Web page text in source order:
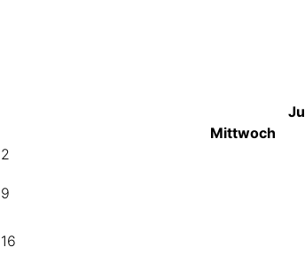
Mittwoch
2
9
16